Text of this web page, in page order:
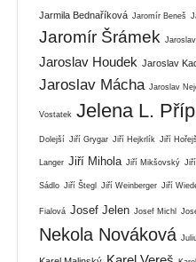
Jarmila Bednaříková Jaromír Beneš
Jaromír Šrámek
Jaroslav Houdek Jaroslav
Jaroslav Mácha Jaroslav
Vostatek Jelena L.
Dolejší Jiří Grygar Jiří Hejkrlík Jiří
Langer Jiří Mihola Jiří Mikšovský
Sádlo Jiří Štegl Jiří Weinberger Jiří
Fialová Josef Jelen Josef Michl
Nekola Nováková